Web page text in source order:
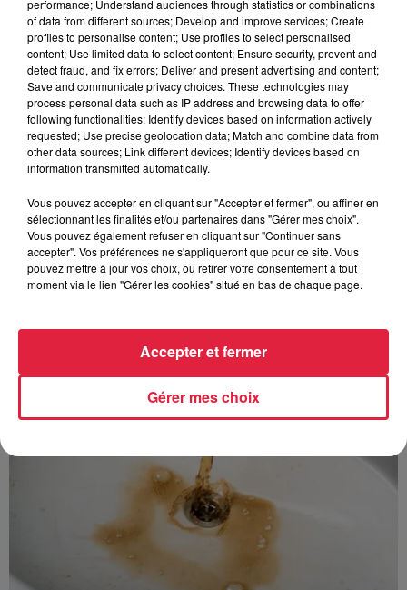
Catherine Trautmann réagit
6 août 2026
Au zoo de Mulhouse : rencontre
avec les flamants rouges
À découvrir également
performance; Understand audiences through statistics or combinations
of data from different sources; Develop and improve services; Create
profiles to personalise content; Use profiles to select personalised
content; Use limited data to select content; Ensure security, prevent and
detect fraud, and fix errors; Deliver and present advertising and content;
Save and communicate privacy choices. These technologies may
process personal data such as IP address and browsing data to offer
following functionalities: Identify devices based on information actively
requested; Use precise geolocation data; Match and combine data from
other data sources; Link different devices; Identify devices based on
information transmitted automatically.
Vous pouvez accepter en cliquant sur "Accepter et fermer", ou affiner en
sélectionnant les finalités et/ou partenaires dans "Gérer mes choix".
Vous pouvez également refuser en cliquant sur "Continuer sans
accepter". Vos préférences ne s'appliqueront que pour ce site. Vous
pouvez mettre à jour vos choix, ou retirer votre consentement à tout
moment via le lien "Gérer les cookies" situé en bas de chaque page.
Gérer mes choix
Accepter et fermer